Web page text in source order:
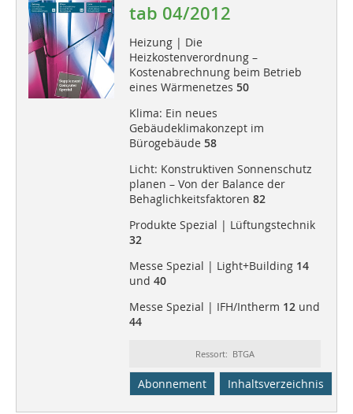
tab 04/2012
Heizung | Die
Heizkostenverordnung –
Kostenabrechnung beim Betrieb
eines Wärmenetzes 50
Klima: Ein neues
Gebäudeklimakonzept im
Bürogebäude 58
Licht: Konstruktiven Sonnenschutz
planen – Von der Balance der
Behaglichkeitsfaktoren 82
Produkte Spezial | Lüftungstechnik
32
Messe Spezial | Light+Building 14
und 40
Messe Spezial | IFH/Intherm 12 und
44
Ressort: BTGA
Abonnement Inhaltsverzeichnis